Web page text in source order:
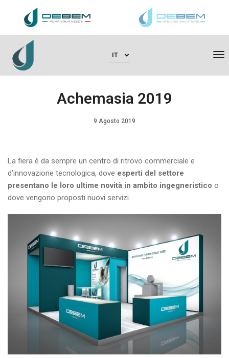
IT
Achemasia 2019
9 Agosto 2019
La fiera è da sempre un centro di ritrovo commerciale e
d’innovazione tecnologica, dove esperti del settore
presentano le loro ultime novità in ambito ingegneristico o
dove vengono proposti nuovi servizi.